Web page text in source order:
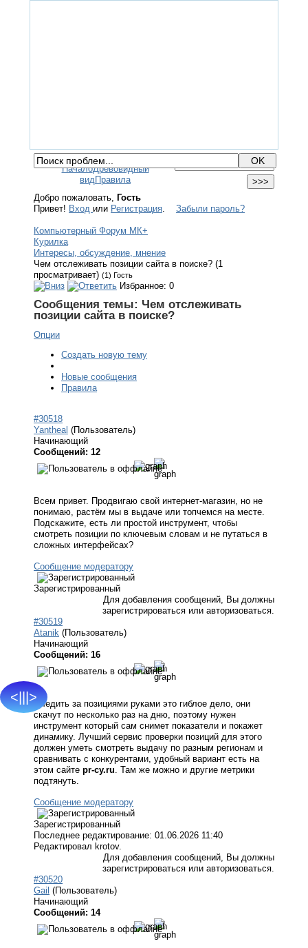
<|||>
НачалоДревовидный
видПравила
Добро пожаловать, Гость
Привет! Вход или Регистрация. Забыли пароль?
Компьютерный Форум МК+
Курилка
Интересы, обсуждение, мнение
Чем отслеживать позиции сайта в поиске? (1
просматривает) (1) Гость
Избранное: 0
Сообщения темы: Чем отслеживать
позиции сайта в поиске?
Опции
Создать новую тему
Новые сообщения
Правила
#30518
Yantheal (Пользователь)
Начинающий
Сообщений: 12
Всем привет. Продвигаю свой интернет-магазин, но не
понимаю, растём мы в выдаче или топчемся на месте.
Подскажите, есть ли простой инструмент, чтобы
смотреть позиции по ключевым словам и не путаться в
сложных интерфейсах?
Сообщение модератору
Зарегистрированный
Для добавления сообщений, Вы должны
зарегистрироваться или авторизоваться.
#30519
Atanik (Пользователь)
Начинающий
Сообщений: 16
Следить за позициями руками это гиблое дело, они
скачут по несколько раз на дню, поэтому нужен
инструмент который сам снимет показатели и покажет
динамику. Лучший сервис проверки позиций для этого
должен уметь смотреть выдачу по разным регионам и
сравнивать с конкурентами, удобный вариант есть на
этом сайте pr-cy.ru. Там же можно и другие метрики
подтянуть.
Сообщение модератору
Зарегистрированный
Последнее редактирование: 01.06.2026 11:40
Редактировал krotov.
Для добавления сообщений, Вы должны
зарегистрироваться или авторизоваться.
#30520
Gail (Пользователь)
Начинающий
Сообщений: 14